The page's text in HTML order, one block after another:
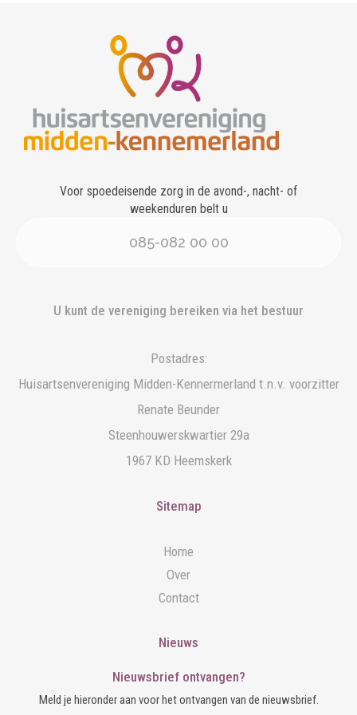
Voor spoedeisende zorg in de avond-, nacht- of
weekenduren belt u
085-082 00 00
U kunt de vereniging bereiken via het bestuur
Postadres:
Huisartsenvereniging Midden-Kennermerland t.n.v. voorzitter
Renate Beunder
Steenhouwerskwartier 29a
1967 KD Heemskerk
Sitemap
Home
Over
Contact
Nieuws
Nieuwsbrief ontvangen?
Meld je hieronder aan voor het ontvangen van de nieuwsbrief.